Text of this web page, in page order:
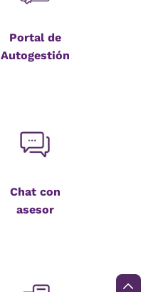
Portal de
Autogestión
Chat con
asesor